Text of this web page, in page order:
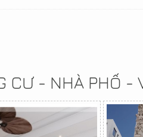
CƯ - NHÀ PHỐ -